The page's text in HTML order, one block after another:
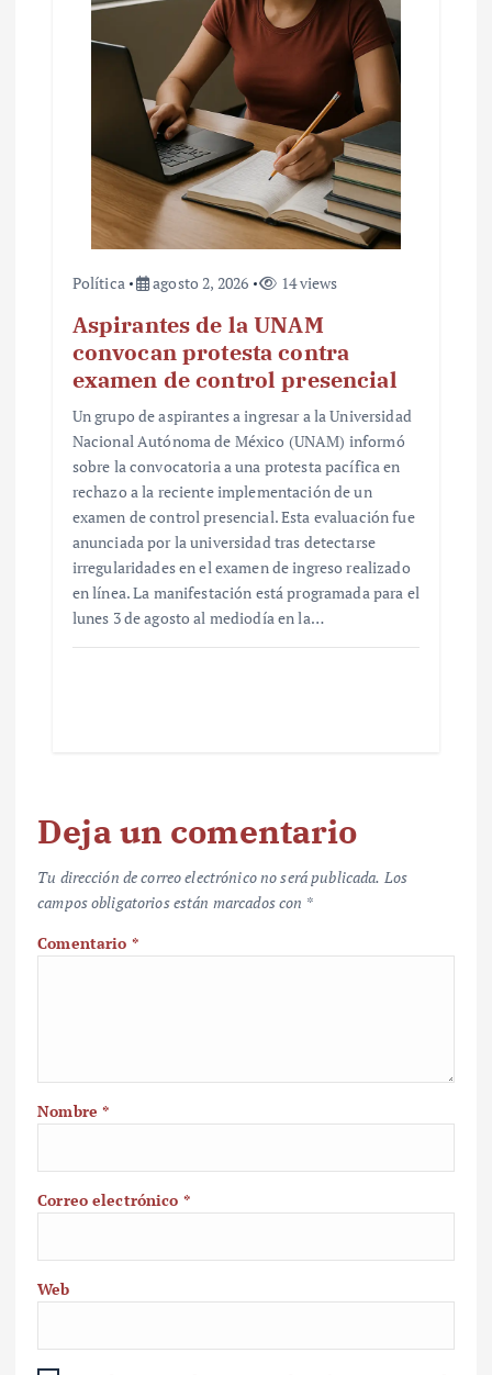
Política agosto 2, 2026 14 views
Aspirantes de la UNAM
convocan protesta contra
examen de control presencial
Un grupo de aspirantes a ingresar a la Universidad
Nacional Autónoma de México (UNAM) informó
sobre la convocatoria a una protesta pacífica en
rechazo a la reciente implementación de un
examen de control presencial. Esta evaluación fue
anunciada por la universidad tras detectarse
irregularidades en el examen de ingreso realizado
en línea. La manifestación está programada para el
lunes 3 de agosto al mediodía en la…
Deja un comentario
Tu dirección de correo electrónico no será publicada. Los
campos obligatorios están marcados con *
Comentario *
Nombre*
Correo electrónico *
Web